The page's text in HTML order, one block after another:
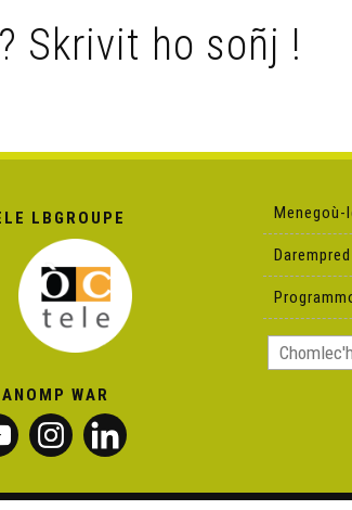
Skrivit ho soñj !
LBGROUPE
WAR
Menegoù-
Darempred